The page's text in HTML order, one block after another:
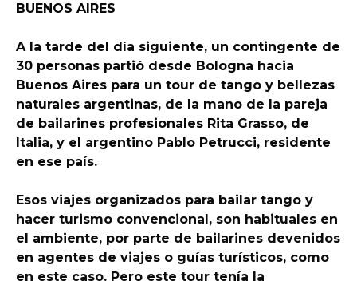
BUENOS AIRES
A la tarde del día siguiente, un contingente de
30 personas partió desde Bologna hacia
Buenos Aires para un tour de tango y bellezas
naturales argentinas, de la mano de la pareja
de bailarines profesionales Rita Grasso, de
Italia, y el argentino Pablo Petrucci, residente
en ese país.
Esos viajes organizados para bailar tango y
hacer turismo convencional, son habituales en
el ambiente, por parte de bailarines devenidos
en agentes de viajes o guías turísticos, como
en este caso. Pero este tour tenía la